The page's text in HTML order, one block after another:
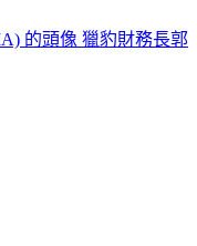
獵豹財務長郭